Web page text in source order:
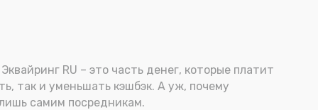
RU – это часть денег, которые платит
так и уменьшать кэшбэк. А уж, почему
самим посредникам.